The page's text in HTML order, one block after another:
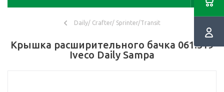
Daily/ Crafter/ Sprinter/Transit
Крышка расширительного бачка 061.319
Iveco Daily Sampa